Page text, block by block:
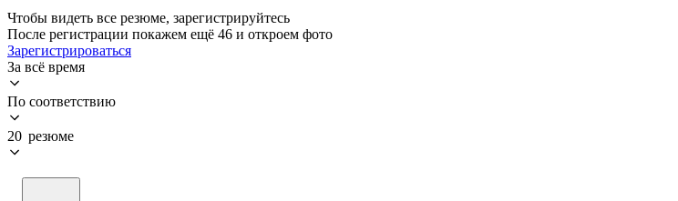
Чтобы видеть все резюме, зарегистрируйтесь
После регистрации покажем ещё 46 и откроем фото
Зарегистрироваться
За всё время
По соответствию
20 резюме